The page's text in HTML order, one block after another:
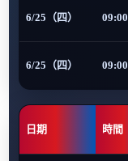
6/25（四） 09:00
6/25（四） 09:00
日期 時間